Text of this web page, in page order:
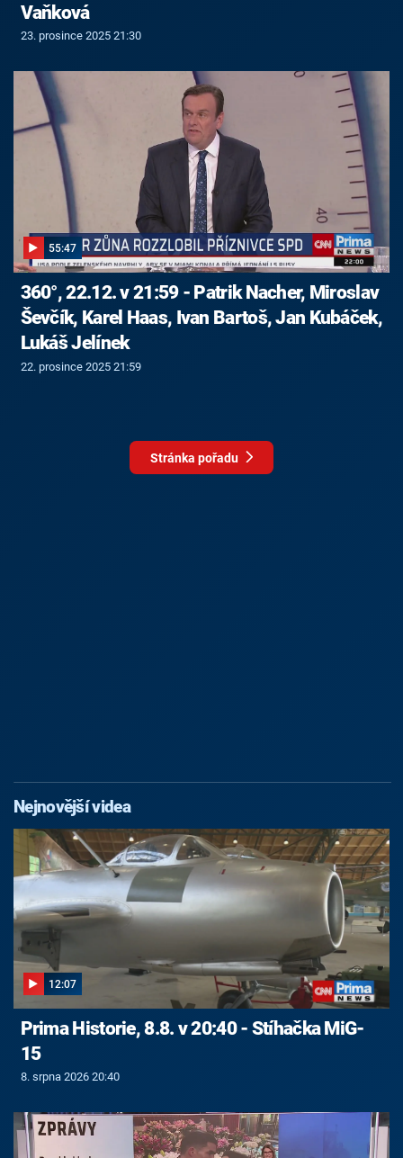
Vaňková
23. prosince 2025 21:30
55:47
360°, 22.12. v 21:59 - Patrik Nacher, Miroslav
Ševčík, Karel Haas, Ivan Bartoš, Jan Kubáček,
Lukáš Jelínek
22. prosince 2025 21:59
Stránka pořadu
Nejnovější videa
12:07
Prima Historie, 8.8. v 20:40 - Stíhačka MiG-
15
8. srpna 2026 20:40